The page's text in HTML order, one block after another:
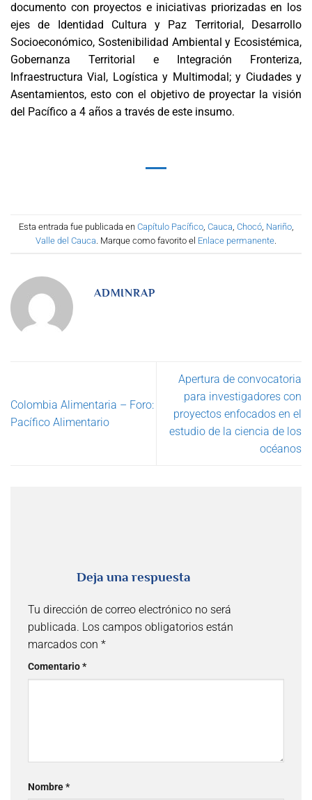
documento con proyectos e iniciativas priorizadas en los
ejes de Identidad Cultura y Paz Territorial, Desarrollo
Socioeconómico, Sostenibilidad Ambiental y Ecosistémica,
Gobernanza Territorial e Integración Fronteriza,
Infraestructura Vial, Logística y Multimodal; y Ciudades y
Asentamientos, esto con el objetivo de proyectar la visión
del Pacífico a 4 años a través de este insumo.
Esta entrada fue publicada en Capítulo Pacífico, Cauca Chocó, Nariño,
Valle del Cauca . Marque como favorito el Enlace permanente
ADMINRAP
Colombia Alimentaria – Foro:
Pacífico Alimentario
Apertura de convocatoria
para investigadores con
proyectos enfocados en el
estudio de la ciencia de los
océanos
Deja una respuesta
Tu dirección de correo electrónico no será
publicada. Los campos obligatorios están
marcados con *
Comentario*
Nombre*